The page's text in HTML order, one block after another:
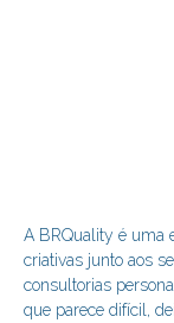
A BRQuality é uma
criativas junto aos
consultorias
que parece difícil,